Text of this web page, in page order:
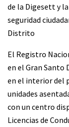
de la Digesett y
seguridad
Distrito
El Registro
en el Gran Santo
en el interior del
unidades
con un centro
Licencias de